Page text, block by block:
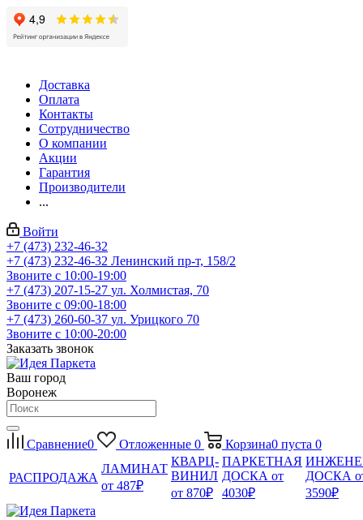
Доставка
Оплата
Контакты
Сотрудничество
О компании
Акции
Гарантия
Производители
...
Войти
+7 (473) 232-46-32
+7 (473) 232-46-32 Ленинский пр-т, 158/2
Звоните с 10:00-19:00
+7 (473) 207-15-27 ул. Холмистая, 70
Звоните с 09:00-18:00
+7 (473) 260-60-37 ул. Урицкого 70
Звоните с 10:00-20:00
Заказать звонок
Ваш город
Воронеж
Сравнение0 Отложенные 0 Корзина0 пуста 0
РАСПРОДАЖА
ЛАМИНАТ
от 487₽
КВАРЦ-
ВИНИЛ
от 870₽
ПАРКЕТНАЯ
ДОСКА от
4030₽
ДОСКА
3590₽